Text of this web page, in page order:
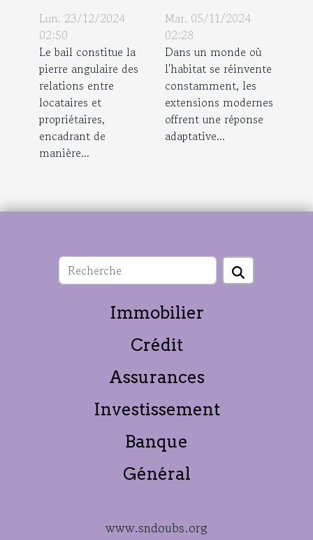
locataires et
propriétaires
en matière de
bail
Lun. 23/12/2024
02:50
Le bail constitue la
pierre angulaire des
relations entre
locataires et
propriétaires,
encadrant de
manière...
tendances en
extensions
modernes
peuvent
transformer
votre habitat
Mar. 05/11/2024
02:28
Dans un monde où
l'habitat se réinvente
constamment, les
extensions modernes
offrent une réponse
adaptative...
Immobilier
Crédit
Assurances
Investissement
Banque
Général
www.sndoubs.org